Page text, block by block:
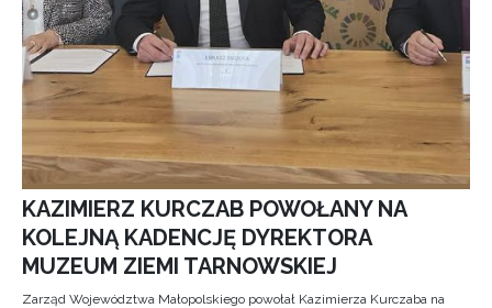
KAZIMIERZ KURCZAB POWOŁANY NA
KOLEJNĄ KADENCJĘ DYREKTORA
MUZEUM ZIEMI TARNOWSKIEJ
Zarząd Województwa Małopolskiego powołał Kazimierza Kurczaba na